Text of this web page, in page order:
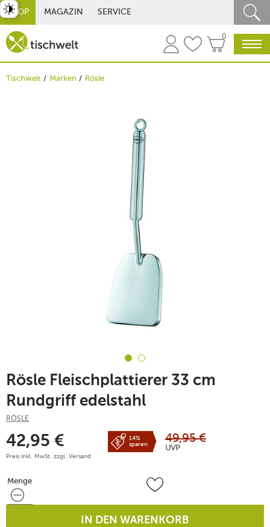
SHOP MAGAZIN SERVICE
0
Tischwelt Marken Rösle
Rösle Fleischplattierer 33 cm
Rundgriff edelstahl
RÖSLE
42,95 €
Preis inkl. MwSt. zzgl. Versand
14%
sparen
49,95 €
UVP
Menge
Menge
IN DEN WARENKORB
umschalten